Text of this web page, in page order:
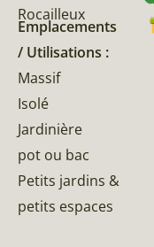
Rocailleux
Emplacements
/ Utilisations :
Massif
Isolé
Jardinière
pot ou bac
Petits jardins &
petits espaces